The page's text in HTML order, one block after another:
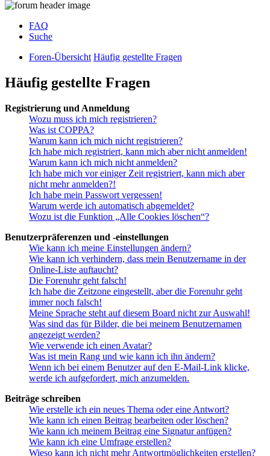
FAQ
Suche
Foren-Übersicht Häufig gestellte Fragen
Häufig gestellte Fragen
Registrierung und Anmeldung
Wozu muss ich mich registrieren?
Was ist COPPA?
Warum kann ich mich nicht registrieren?
Ich habe mich registriert, kann mich aber nicht anmelden!
Warum kann ich mich nicht anmelden?
Ich habe mich vor einiger Zeit registriert, kann mich aber
nicht mehr anmelden?!
Ich habe mein Passwort vergessen!
Warum werde ich automatisch abgemeldet?
Wozu ist die Funktion „Alle Cookies löschen“?
Benutzerpräferenzen und -einstellungen
Wie kann ich meine Einstellungen ändern?
Wie kann ich verhindern, dass mein Benutzername in der
Online-Liste auftaucht?
Die Forenuhr geht falsch!
Ich habe die Zeitzone eingestellt, aber die Forenuhr geht
immer noch falsch!
Meine Sprache steht auf diesem Board nicht zur Auswahl!
Was sind das für Bilder, die bei meinem Benutzernamen
angezeigt werden?
Wie verwende ich einen Avatar?
Was ist mein Rang und wie kann ich ihn ändern?
Wenn ich bei einem Benutzer auf den E-Mail-Link klicke,
werde ich aufgefordert, mich anzumelden.
Beiträge schreiben
Wie erstelle ich ein neues Thema oder eine Antwort?
Wie kann ich einen Beitrag bearbeiten oder löschen?
Wie kann ich meinem Beitrag eine Signatur anfügen?
Wie kann ich eine Umfrage erstellen?
Wieso kann ich nicht mehr Antwortmöglichkeiten erstellen?